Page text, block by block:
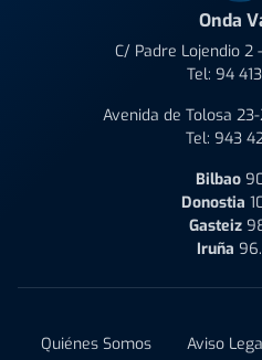
Onda
C/ Padre Lojendio 2
Tel: 94
Avenida de Tolosa
Tel: 943
Bilbao
Donostia
Gasteiz
Iruña
Quiénes Somos Aviso